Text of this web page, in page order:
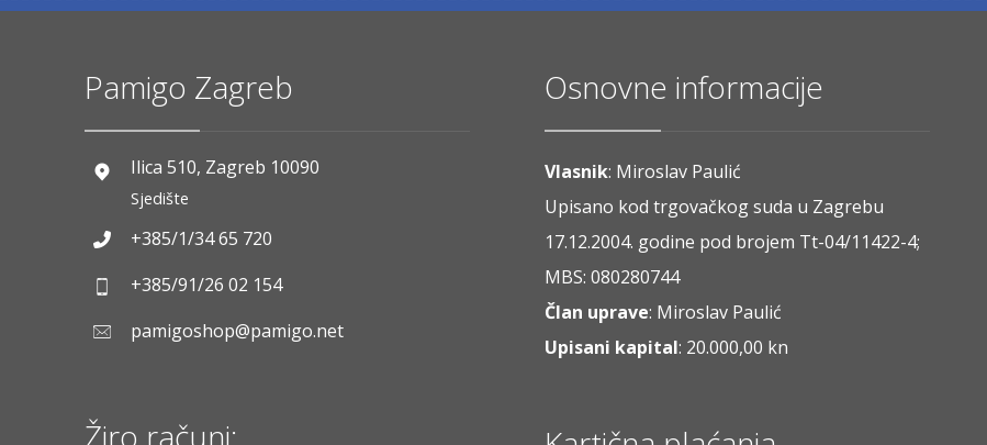
Pamigo Zagreb
Ilica 510, Zagreb 10090
Sjedište
+385/1/34 65 720
+385/91/26 02 154
pamigoshop@pamigo.net
Žiro računi:
Osnovne informacije
Vlasnik: Miroslav Paulić
Upisano kod trgovačkog suda u Zagrebu
17.12.2004. godine pod brojem Tt-04/11422-4;
MBS: 080280744
Član uprave: Miroslav Paulić
Upisani kapital: 20.000,00 kn